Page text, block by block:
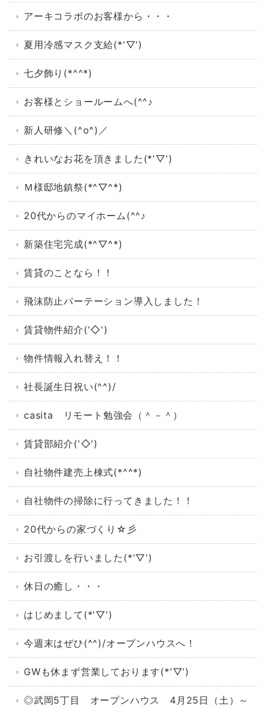
アーキコラボのお客様から・・・
夏用冷感マスク支給(*'▽')
七夕飾り(*^^*)
お客様とショールームへ(^^♪
新人研修＼(^o^)／
きれいなお花を頂きました(*'▽')
Ｍ様邸地鎮祭(*^▽^*)
20代からのマイホーム(^^♪
新築住宅完成(*^▽^*)
賃貸のことなら！！
飛沫防止パーテーション導入しました！
賃貸物件紹介('◇')ゞ
物件情報入れ替え！！
社長誕生日祝い(^^)/
casita リモート勉強会（＾－＾）
賃貸部紹介('◇')ゞ
自社物件建売上棟式(*^^*)
自社物件の掃除に行ってきました！！
20代からの家づくり☆彡
お引渡しを行いました(*'▽')
休日の癒し・・・
はじめまして(*'▽')
今週末はぜひ(^^)/オープンハウスへ！
GWも休まず営業しております(*'▽')
◎武岡5丁目 オープンハウス 4月25日（土）～